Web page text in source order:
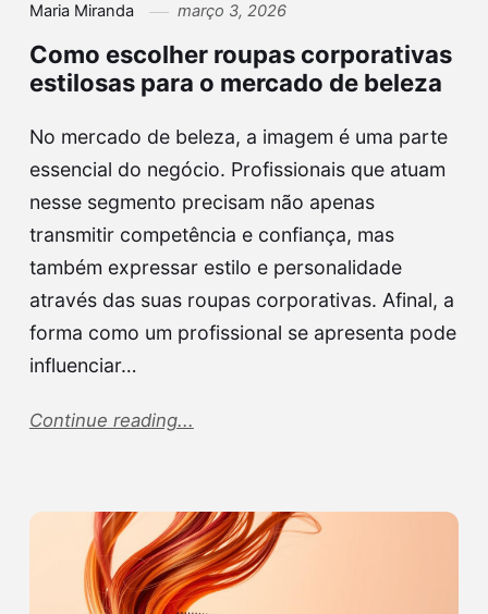
Maria Miranda março 3, 2026
Como escolher roupas corporativas
estilosas para o mercado de beleza
No mercado de beleza, a imagem é uma parte
essencial do negócio. Profissionais que atuam
nesse segmento precisam não apenas
transmitir competência e confiança, mas
também expressar estilo e personalidade
através das suas roupas corporativas. Afinal, a
forma como um profissional se apresenta pode
influenciar…
Continue reading...